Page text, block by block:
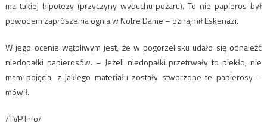
ma takiej hipotezy (przyczyny wybuchu pożaru). To nie papieros był
powodem zaprószenia ognia w Notre Dame – oznajmił Eskenazi.
W jego ocenie wątpliwym jest, że w pogorzelisku udało się odnaleźć
niedopałki papierosów. – Jeżeli niedopałki przetrwały to piekło, nie
mam pojęcia, z jakiego materiału zostały stworzone te papierosy –
mówił.
/TVP Info/